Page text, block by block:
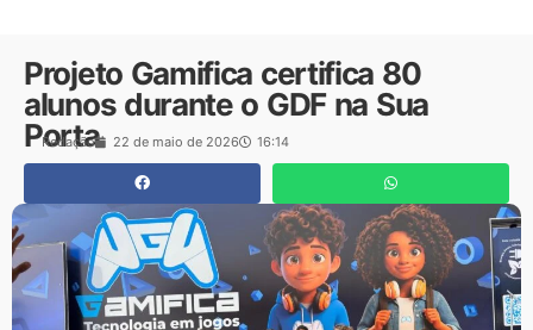
Projeto Gamifica certifica 80
alunos durante o GDF na Sua
Porta
Redação 22 de maio de 2026 16:14